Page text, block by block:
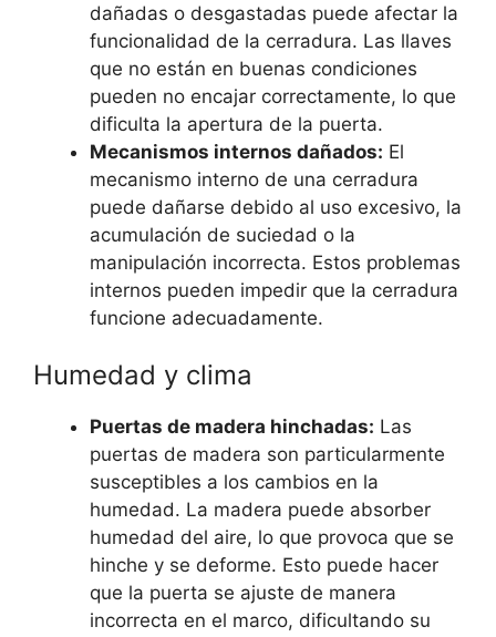
dañadas o desgastadas puede afectar la
funcionalidad de la cerradura. Las llaves
que no están en buenas condiciones
pueden no encajar correctamente, lo que
dificulta la apertura de la puerta.
Mecanismos internos dañados: El
mecanismo interno de una cerradura
puede dañarse debido al uso excesivo, la
acumulación de suciedad o la
manipulación incorrecta. Estos problemas
internos pueden impedir que la cerradura
funcione adecuadamente.
Humedad y clima
Puertas de madera hinchadas: Las
puertas de madera son particularmente
susceptibles a los cambios en la
humedad. La madera puede absorber
humedad del aire, lo que provoca que se
hinche y se deforme. Esto puede hacer
que la puerta se ajuste de manera
incorrecta en el marco, dificultando su